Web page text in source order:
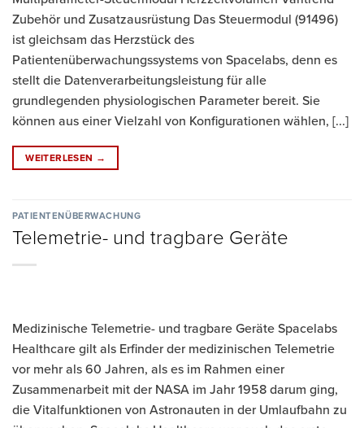
Zubehör und Zusatzausrüstung Das Steuermodul (91496)
ist gleichsam das Herzstück des
Patientenüberwachungssystems von Spacelabs, denn es
stellt die Datenverarbeitungsleistung für alle
grundlegenden physiologischen Parameter bereit. Sie
können aus einer Vielzahl von Konfigurationen wählen, [...]
WEITERLESEN →
PATIENTENÜBERWACHUNG
Telemetrie- und tragbare Geräte
Medizinische Telemetrie- und tragbare Geräte Spacelabs
Healthcare gilt als Erfinder der medizinischen Telemetrie
vor mehr als 60 Jahren, als es im Rahmen einer
Zusammenarbeit mit der NASA im Jahr 1958 darum ging,
die Vitalfunktionen von Astronauten in der Umlaufbahn zu